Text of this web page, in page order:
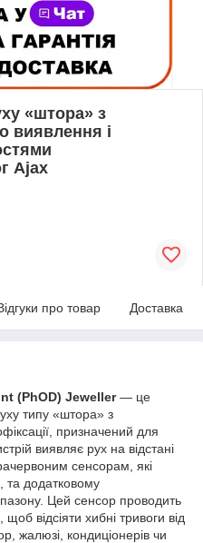
«штора» з
виявлення і
Ajax
про товар Доставка
(PhOD) Jeweller— це
типу «штора» з
призначений для
виявляє рух на відстані
сенсорам, які
та додатковому
Цей сенсор проводить
відсіяти хибні тривоги від
жалюзі, кондиціонерів чи